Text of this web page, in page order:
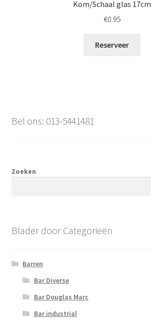
Kom/Schaal glas 17cm
€0.95
Reserveer
Bel ons: 013-5441481
Zoeken
Blader door Categorieën
Barren
Bar Diverse
Bar Douglas Marc
Bar industrial